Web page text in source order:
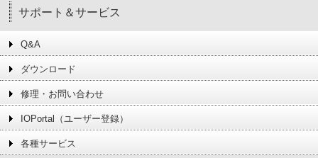
サポート＆サービス
Q&A
ダウンロード
修理・お問い合わせ
IOPortal（ユーザー登録）
各種サービス